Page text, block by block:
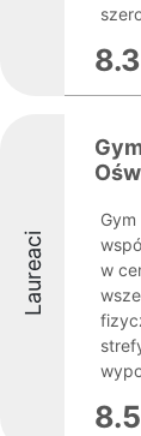
8.3
Laureaci
w
8.5